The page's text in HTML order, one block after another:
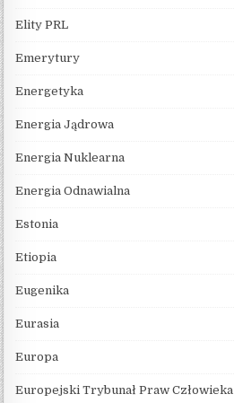
Elity PRL
Emerytury
Energetyka
Energia Jądrowa
Energia Nuklearna
Energia Odnawialna
Estonia
Etiopia
Eugenika
Eurasia
Europa
Europejski Trybunał Praw Człowieka